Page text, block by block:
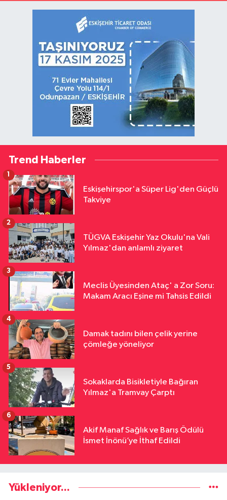
Trend Haberler
Eskişehirspor'a Süper Lig'den Güçlü
Takviye
1
TÜGVA Eskişehir Yaz Okulu'na Vali
Yılmaz'dan anlamlı ziyaret
2
Meclis Üyesinden Ataç' a Zor Soru:
Makam Aracı Eşine mi Tahsis Edildi
3
Damak tadını bilen çelik yerine
çömleğe yöneliyor
4
Sokaklarda Bisikletiyle Bağıran
Yılmaz'a Tramvay Çarptı
5
Akif Manaf Sağlık ve Barış Ödülü
İsmet İnönü’ye İthaf Edildi
6
Yükleniyor...